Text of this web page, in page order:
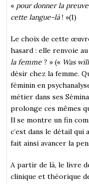
« pour donner la
cette langue-là! »(1)
Le choix de cette
hasard : elle renvoie
la femme? » (« Was
désir chez la femme.
féminin en
métier dans ses
prolonge ces mêmes
Il se montre un fin
c’est dans le détail qui
fait ainsi avancer la
A partir de là, le livre
clinique et théorique